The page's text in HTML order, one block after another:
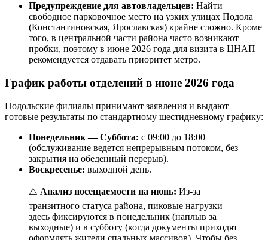
Предупреждение для автовладельцев: Найти
свободное парковочное место на узких улицах Подола
(Константиновская, Ярославская) крайне сложно. Кроме
того, в центральной части района часто возникают
пробки, поэтому в июне 2026 года для визита в ЦНАП
рекомендуется отдавать приоритет метро.
График работы отделений в июне 2026 года
Подольские филиалы принимают заявления и выдают
готовые результаты по стандартному шестидневному графику:
Понедельник — Суббота: с 09:00 до 18:00
(обслуживание ведется непрерывным потоком, без
закрытия на обеденный перерыв).
Воскресенье: выходной день.
⚠️ Анализ посещаемости на июнь: Из-за
транзитного статуса района, пиковые нагрузки
здесь фиксируются в понедельник (наплыв за
выходные) и в субботу (когда документы приходят
оформлять жители спальных массивов). Чтобы без